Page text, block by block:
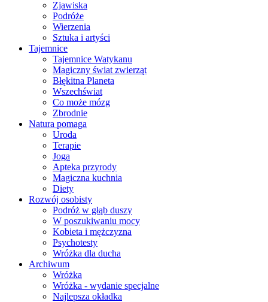
Zjawiska
Podróże
Wierzenia
Sztuka i artyści
Tajemnice
Tajemnice Watykanu
Magiczny świat zwierząt
Błękitna Planeta
Wszechświat
Co może mózg
Zbrodnie
Natura pomaga
Uroda
Terapie
Joga
Apteka przyrody
Magiczna kuchnia
Diety
Rozwój osobisty
Podróż w głąb duszy
W poszukiwaniu mocy
Kobieta i mężczyzna
Psychotesty
Wróżka dla ducha
Archiwum
Wróżka
Wróżka - wydanie specjalne
Najlepsza okładka